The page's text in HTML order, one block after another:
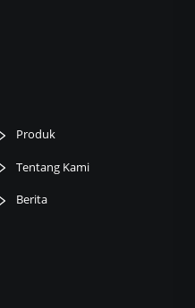
Produk
Tentang Kami
Berita